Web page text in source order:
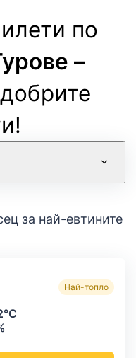
по
–
за най-евтините
Най-топло
и